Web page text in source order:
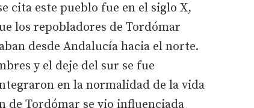
cita este pueblo fue en el siglo X,
los repobladores de Tordómar
desde Andalucía hacia el norte.
y el deje del sur se fue
en la normalidad de la vida
de Tordómar se vio influenciada